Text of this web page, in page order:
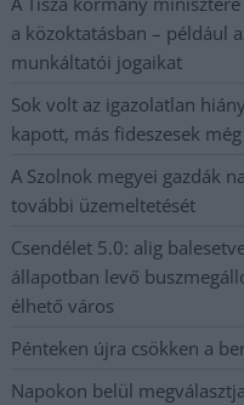
a közoktatásban – például
munkáltatói jogaikat
Sok volt az igazolatlan
kapott, más fideszesek
A Szolnok megyei gazdák
további üzemeltetését
Csendélet 5.0: alig
állapotban levő
élhető város
Pénteken újra csökken a
Napokon belül